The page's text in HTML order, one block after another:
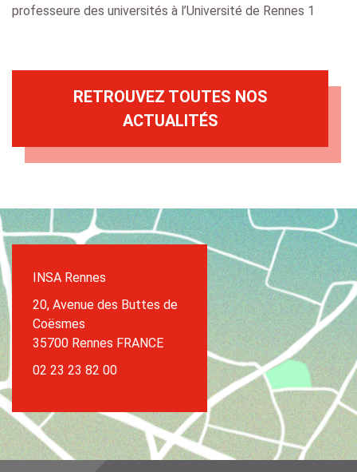
professeure des universités à l’Université de Rennes 1
RETROUVEZ TOUTES NOS
ACTUALITÉS
INSA Rennes
20, Avenue des Buttes de
Coësmes
35700 Rennes FRANCE
02 23 23 82 00